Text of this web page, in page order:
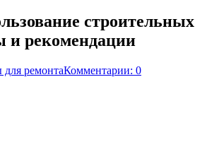
строительных
и рекомендации
ремонтаКомментарии: 0